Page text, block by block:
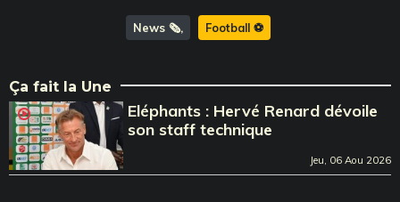
News 🗞️ Football ⚽️
Ça fait la Une
Eléphants : Hervé Renard dévoile
son staff technique
Jeu, 06 Aou 2026